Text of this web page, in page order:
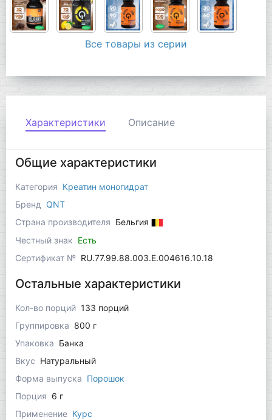
Все товары из серии
Характеристики Описание
Общие характеристики
Категория Креатин моногидрат
Бренд
QNT
Страна производителя Бельгия
Честный знак Есть
Сертификат № RU.77.99.88.003.Е.004616.10.18
Остальные характеристики
Кол-во порций 133 порций
Группировка 800 г
Упаковка Банка
Вкус Натуральный
Форма выпуска Порошок
Порция 6 г
Применение Курс